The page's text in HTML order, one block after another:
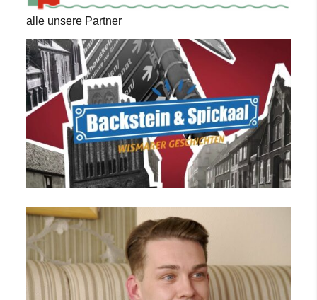
alle unsere Partner